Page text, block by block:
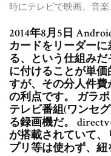
時にテレビで映画、音
2014年8月5日
カードをリーダー
る、という仕組み
に付けることが単
すが、その分人件
の利点です。 ガラ
テレビ番組(ワンセ
る録画機だ。
が搭載されていて、
プリ等は使わず、